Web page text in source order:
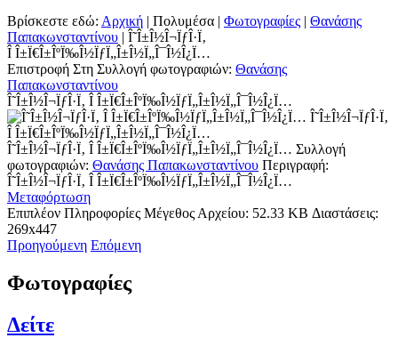
Βρίσκεστε εδώ: Αρχική | Πολυμέσα | Φωτογραφίες | Θανάσης
Παπακωνσταντίνου | Î˜Î±Î½Î¬ÏƒÎ·Ï‚
Î Î±Ï€Î±ÎºÏ‰Î½ÏƒÏ„Î±Î½Ï„Î¯Î½Î¿Ï…
Επιστροφή Στη Συλλογή φωτογραφιών: Θανάσης
Παπακωνσταντίνου
Î˜Î±Î½Î¬ÏƒÎ·Ï‚ Î Î±Ï€Î±ÎºÏ‰Î½ÏƒÏ„Î±Î½Ï„Î¯Î½Î¿Ï…
Î˜Î±Î½Î¬ÏƒÎ·Ï‚
Î Î±Ï€Î±ÎºÏ‰Î½ÏƒÏ„Î±Î½Ï„Î¯Î½Î¿Ï…
Î˜Î±Î½Î¬ÏƒÎ·Ï‚ Î Î±Ï€Î±ÎºÏ‰Î½ÏƒÏ„Î±Î½Ï„Î¯Î½Î¿Ï… Συλλογή
φωτογραφιών: Θανάσης Παπακωνσταντίνου Περιγραφή:
Î˜Î±Î½Î¬ÏƒÎ·Ï‚ Î Î±Ï€Î±ÎºÏ‰Î½ÏƒÏ„Î±Î½Ï„Î¯Î½Î¿Ï…
Μεταφόρτωση
Επιπλέον Πληροφορίες Μέγεθος Αρχείου: 52.33 KB Διαστάσεις:
269x447
Προηγούμενη Επόμενη
Φωτογραφίες
Δείτε